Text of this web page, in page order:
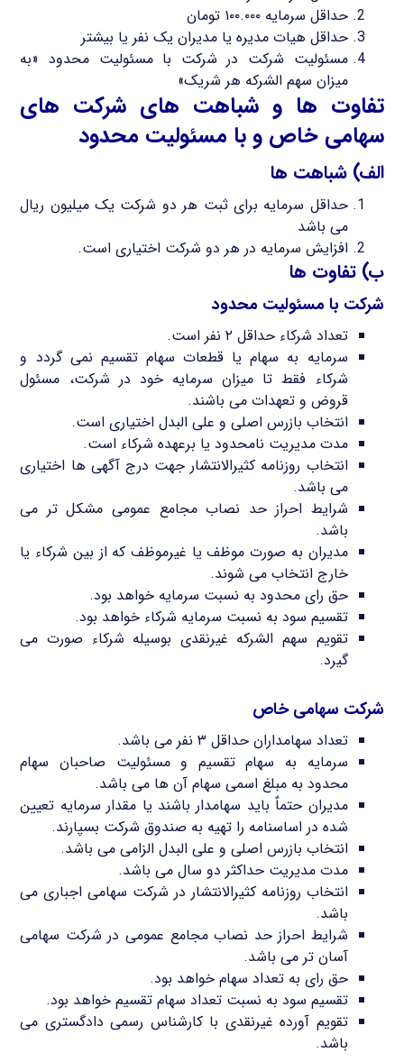
حداقل سرمایه ۱۰۰.۰۰۰ تومان
حداقل هیات مدیره یا مدیران یک نفر یا بیشتر
مسئولیت شرکت در شرکت با مسئولیت محدود «به
میزان سهم الشرکه هر شریک»
تفاوت ها و شباهت های شرکت های
سهامی خاص و با مسئولیت محدود
الف) شباهت ها
حداقل سرمایه برای ثبت هر دو شرکت یک میلیون ریال
می باشد
افزایش سرمایه در هر دو شرکت اختیاری است.
ب) تفاوت ها
شرکت با مسئولیت محدود
تعداد شرکاء حداقل ۲ نفر است.
سرمایه به سهام یا قطعات سهام تقسیم نمی گردد و
شرکاء فقط تا میزان سرمایه خود در شرکت، مسئول
قروض و تعهدات می باشند.
انتخاب بازرس اصلی و علی البدل اختیاری است.
مدت مدیریت نامحدود یا برعهده شرکاء است.
انتخاب روزنامه کثیرالانتشار جهت درج آگهی ها اختیاری
می باشد.
شرایط احراز حد نصاب مجامع عمومی مشکل تر می
باشد.
مدیران به صورت موظف یا غیرموظف که از بین شرکاء یا
خارج انتخاب می شوند.
حق رای محدود به نسبت سرمایه خواهد بود.
تقسیم سود به نسبت سرمایه شرکاء خواهد بود.
تقویم سهم الشرکه غیرنقدی بوسیله شرکاء صورت می
گیرد.
شرکت سهامی خاص
تعداد سهامداران حداقل ۳ نفر می باشد.
سرمایه به سهام تقسیم و مسئولیت صاحبان سهام
محدود به مبلغ اسمی سهام آن ها می باشد.
مدیران حتماٌ باید سهامدار باشند یا مقدار سرمایه تعیین
شده در اساسنامه را تهیه به صندوق شرکت بسپارند.
انتخاب بازرس اصلی و علی البدل الزامی می باشد.
مدت مدیریت حداکثر دو سال می باشد.
انتخاب روزنامه کثیرالانتشار در شرکت سهامی اجباری می
باشد.
شرایط احراز حد نصاب مجامع عمومی در شرکت سهامی
آسان تر می باشد.
حق رای به تعداد سهام خواهد بود.
تقسیم سود به نسبت تعداد سهام تقسیم خواهد بود.
تقویم آورده غیرنقدی با کارشناس رسمی دادگستری می
باشد.